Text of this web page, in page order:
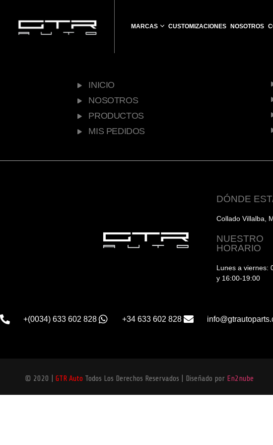
MARCAS CUSTOMIZACIONES NOSOTROS
INICIO
NOSOTROS
PRODUCTOS
MIS PEDIDOS
DÓNDE
Collado Villalba,
NUESTRO
HORARIO
Lunes a viernes:
y 16:00-19:00
+(0034) 633 602 828 +34 633 602 828
© 2020 | GTR Auto Todos Los Derechos Reservados | Diseñado por En2nube